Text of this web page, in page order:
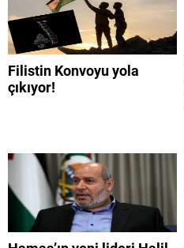
Filistin Konvoyu yola
çıkıyor!